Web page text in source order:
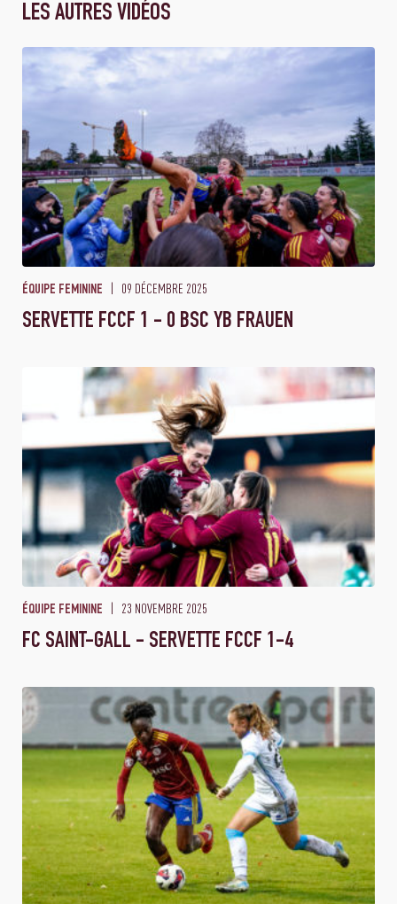
LES AUTRES VIDÉOS
ÉQUIPE FEMININE 09 DÉCEMBRE 2025
SERVETTE FCCF 1 - 0 BSC YB FRAUEN
ÉQUIPE FEMININE 23 NOVEMBRE 2025
FC SAINT-GALL - SERVETTE FCCF 1-4